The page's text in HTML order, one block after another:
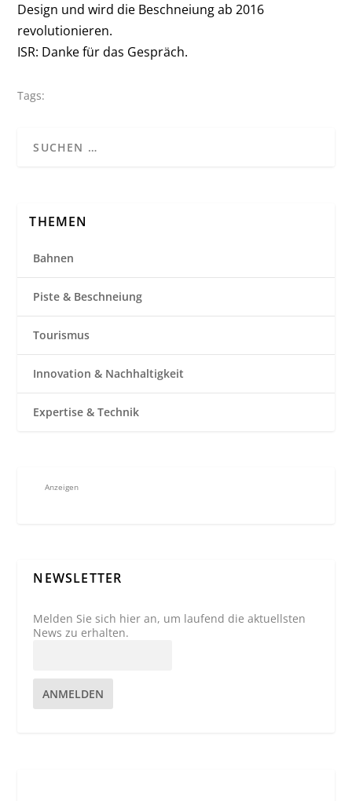
Design und wird die Beschneiung ab 2016
revolutionieren.
ISR: Danke für das Gespräch.
Tags:
THEMEN
Bahnen
Piste & Beschneiung
Tourismus
Innovation & Nachhaltigkeit
Expertise & Technik
Anzeigen
NEWSLETTER
Melden Sie sich hier an, um laufend die aktuellsten
News zu erhalten.
ANMELDEN